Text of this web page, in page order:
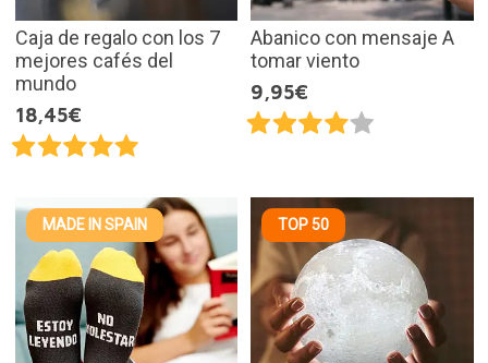
Caja de regalo con los 7
mejores cafés del
mundo
18,45€
Abanico con mensaje A
tomar viento
9,95€
MADE IN SPAIN TOP 50